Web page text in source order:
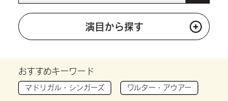
演目から探す
おすすめキーワード
マドリガル・シンガーズ ワルター・アウアー